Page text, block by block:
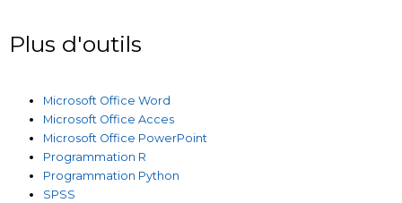
Plus d'outils
Microsoft Office Word
Microsoft Office Acces
Microsoft Office PowerPoint
Programmation R
Programmation Python
SPSS